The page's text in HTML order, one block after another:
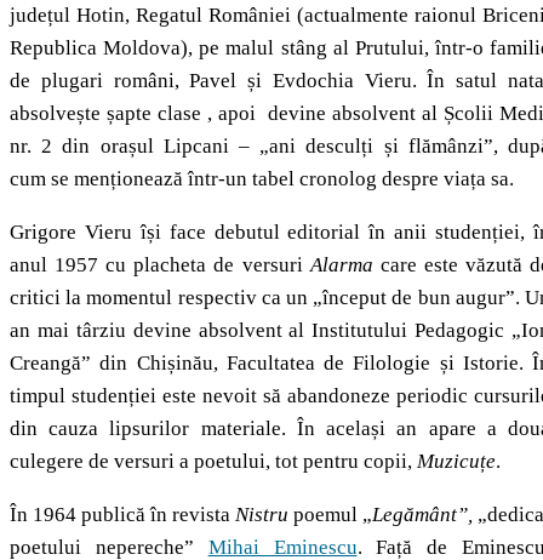
județul Hotin, Regatul României (actualmente raionul
Republica Moldova), pe malul stâng al Prutului, într-o
de plugari români, Pavel și Evdochia Vieru. În satul
absolvește șapte clase , apoi devine absolvent al Școlii
nr. 2 din orașul Lipcani – „ani desculți și flămânzi”,
cum se menționează într-un tabel cronolog despre viața sa.
Grigore Vieru își face debutul editorial în anii studenției,
anul 1957 cu placheta de versuri Alarma care este văzută
critici la momentul respectiv ca un „început de bun augur”.
an mai târziu devine absolvent al Institutului Pedagogic
Creangă” din Chișinău, Facultatea de Filologie și Istorie.
timpul studenției este nevoit să abandoneze periodic
din cauza lipsurilor materiale. În același an apare a
culegere de versuri a poetului, tot pentru copii, Muzicuțe.
În 1964 publică în revista Nistru poemul „Legământ”,
poetului nepereche” Mihai Eminescu. Față de